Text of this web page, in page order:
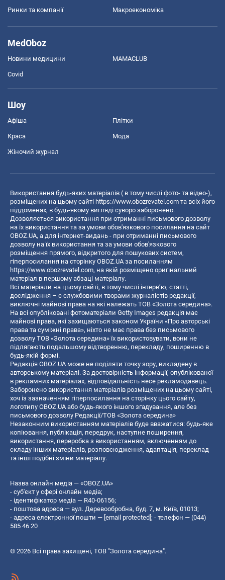
Ринки та компанії Макроекономіка
MedOboz
Новини медицини MAMACLUB
Covid
Шоу
Афіша Плітки
Краса Мода
Жіночий журнал
Використання будь-яких матеріалів ( в тому числі фото- та відео-),
розміщених на цьому сайті https://www.obozrevatel.com та всіх його
піддоменах, в будь-якому вигляді суворо заборонено.
Дозволяється використання при отриманні письмового дозволу
на їх використання та за умови обов'язкового посилання на сайт
OBOZ.UA, а для інтернет-видань - при отриманні письмового
дозволу на їх використання та за умови обов'язкового
розміщення прямого, відкритого для пошукових систем,
гіперпосилання на сторінку OBOZ.UA за посиланням
https://www.obozrevatel.com, на якій розміщено оригінальний
матеріал в першому абзаці матеріалу.
Всі матеріали на цьому сайті, в тому числі інтерв’ю, статті,
дослідження – є службовими творами журналістів редакції,
виключні майнові права на які належать ТОВ «Золота середина».
На всі опубліковані фотоматеріали Getty Images редакція має
майнові права, які захищаються законом України «Про авторські
права та суміжні права», ніхто не має права без письмового
дозволу ТОВ «Золота середина» їх використовувати, вони не
підлягають подальшому відтворенню, перекладу, поширенню в
будь-якій формі.
Редакція OBOZ.UA може не поділяти точку зору, викладену в
авторському матеріалі. За достовірність інформації, опублікованої
в рекламних матеріалах, відповідальність несе рекламодавець.
Заборонено використання матеріалів розміщених на цьому сайті,
хоч із зазначенням гіперпосилання на сторінку цього сайту,
логотипу OBOZ.UA або будь-якого іншого згадування, але без
письмового дозволу Редакції/ТОВ «Золота середина»
Незаконним використанням матеріалів буде вважатися: будь-яке
копiювання, публiкацiя, передрук, наступне поширення,
використання, переробка з використанням, включенням до
складу інших матеріалів, розповсюдження, адаптація, переклад
та інші подібні зміни матеріалу.
Назва онлайн медіа — «OBOZ.UA»
- суб'єкт у сфері онлайн медіа;
- ідентифікатор медіа — R40-06156;
- поштова адреса — вул. Деревообробна, буд. 7, м. Київ, 01013;
- адреса електронної пошти — [email protected] ; - телефон — (044)
585 46 20
© 2026 Всі права захищені, ТОВ "Золота середина".